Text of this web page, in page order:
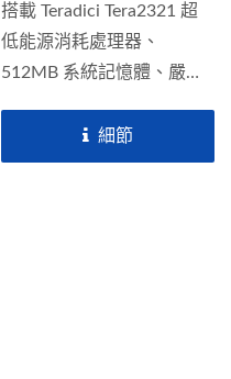
搭載 Teradici Tera2321 超
低能源消耗處理器、
512MB 系統記憶體、嚴密
細節